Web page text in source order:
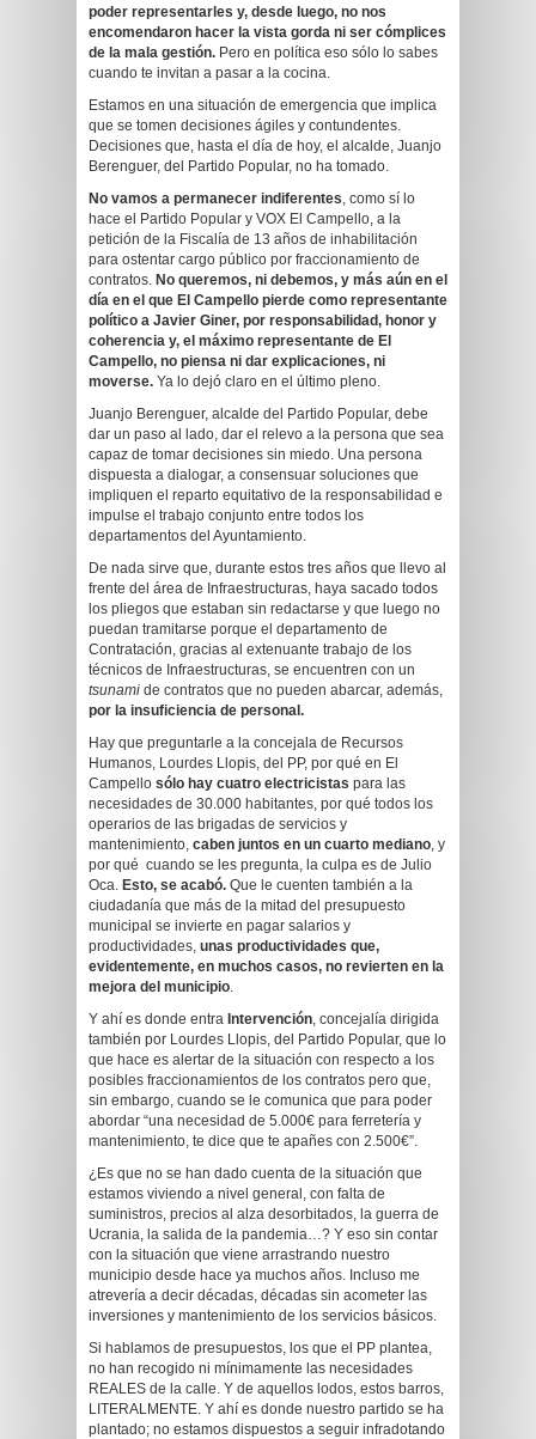
poder representarles y, desde luego, no nos
encomendaron hacer la vista gorda ni ser cómplices
de la mala gestión. Pero en política eso sólo lo sabes
cuando te invitan a pasar a la cocina.
Estamos en una situación de emergencia que implica
que se tomen decisiones ágiles y contundentes.
Decisiones que, hasta el día de hoy, el alcalde, Juanjo
Berenguer, del Partido Popular, no ha tomado.
No vamos a permanecer indiferentes, como sí lo
hace el Partido Popular y VOX El Campello, a la
petición de la Fiscalía de 13 años de inhabilitación
para ostentar cargo público por fraccionamiento de
contratos. No queremos, ni debemos, y más aún en el
día en el que El Campello pierde como representante
político a Javier Giner, por responsabilidad, honor y
coherencia y, el máximo representante de El
Campello, no piensa ni dar explicaciones, ni
moverse. Ya lo dejó claro en el último pleno.
Juanjo Berenguer, alcalde del Partido Popular, debe
dar un paso al lado, dar el relevo a la persona que sea
capaz de tomar decisiones sin miedo. Una persona
dispuesta a dialogar, a consensuar soluciones que
impliquen el reparto equitativo de la responsabilidad e
impulse el trabajo conjunto entre todos los
departamentos del Ayuntamiento.
De nada sirve que, durante estos tres años que llevo al
frente del área de Infraestructuras, haya sacado todos
los pliegos que estaban sin redactarse y que luego no
puedan tramitarse porque el departamento de
Contratación, gracias al extenuante trabajo de los
técnicos de Infraestructuras, se encuentren con un
tsunami de contratos que no pueden abarcar, además,
por la insuficiencia de personal.
Hay que preguntarle a la concejala de Recursos
Humanos, Lourdes Llopis, del PP, por qué en El
Campello sólo hay cuatro electricistas para las
necesidades de 30.000 habitantes, por qué todos los
operarios de las brigadas de servicios y
mantenimiento, caben juntos en un cuarto mediano, y
por qué cuando se les pregunta, la culpa es de Julio
Oca. Esto, se acabó. Que le cuenten también a la
ciudadanía que más de la mitad del presupuesto
municipal se invierte en pagar salarios y
productividades, unas productividades que,
evidentemente, en muchos casos, no revierten en la
mejora del municipio.
Y ahí es donde entra Intervención, concejalía dirigida
también por Lourdes Llopis, del Partido Popular, que lo
que hace es alertar de la situación con respecto a los
posibles fraccionamientos de los contratos pero que,
sin embargo, cuando se le comunica que para poder
abordar “una necesidad de 5.000€ para ferretería y
mantenimiento, te dice que te apañes con 2.500€”.
¿Es que no se han dado cuenta de la situación que
estamos viviendo a nivel general, con falta de
suministros, precios al alza desorbitados, la guerra de
Ucrania, la salida de la pandemia…? Y eso sin contar
con la situación que viene arrastrando nuestro
municipio desde hace ya muchos años. Incluso me
atrevería a decir décadas, décadas sin acometer las
inversiones y mantenimiento de los servicios básicos.
Si hablamos de presupuestos, los que el PP plantea,
no han recogido ni mínimamente las necesidades
REALES de la calle. Y de aquellos lodos, estos barros,
LITERALMENTE. Y ahí es donde nuestro partido se ha
plantado; no estamos dispuestos a seguir infradotando